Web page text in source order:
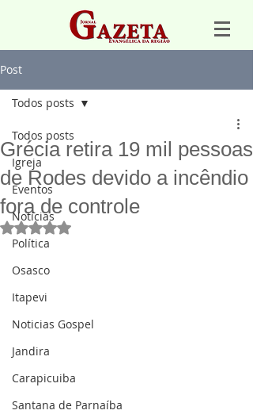
Post
Todos posts
Igreja
Eventos
Notícias
Política
Osasco
Itapevi
Noticias Gospel
Jandira
Carapicuiba
Santana de Parnaíba
Todos posts
Grécia retira 19 mil pessoas
de Rodes devido a incêndio
fora de controle
Avaliado com NaN de 5 estrelas.